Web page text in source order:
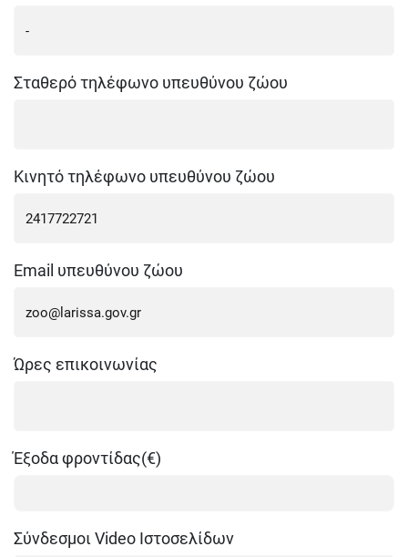
Σταθερό τηλέφωνο υπευθύνου ζώου
Κινητό τηλέφωνο υπευθύνου ζώου
Email υπευθύνου ζώου
Ώρες επικοινωνίας
Έξοδα φροντίδας(€)
Σύνδεσμοι Video Ιστοσελίδων